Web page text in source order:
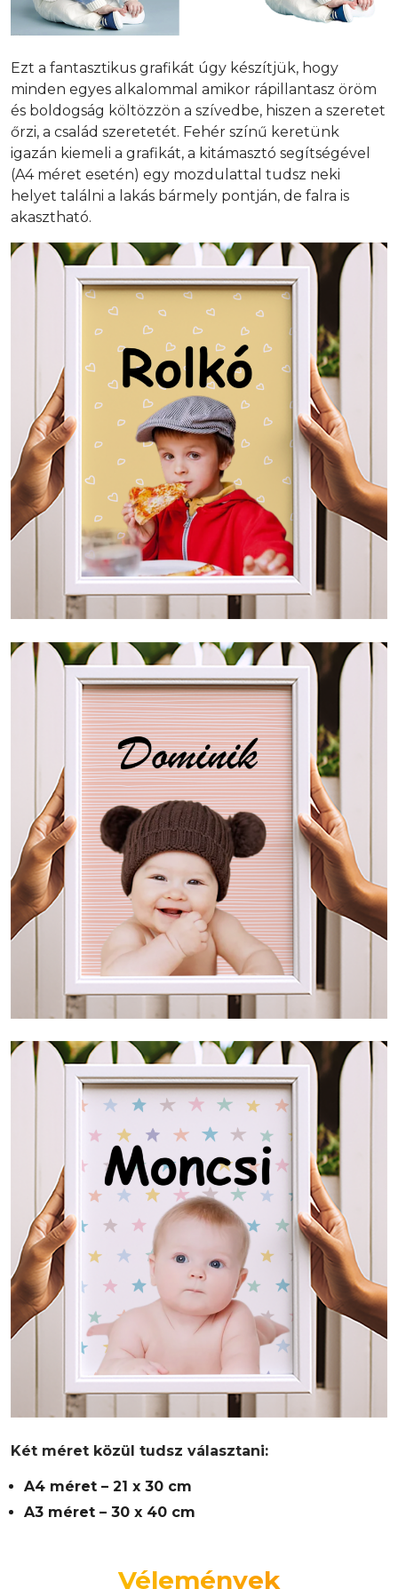
Ezt a fantasztikus grafikát úgy készítjük, hogy
minden egyes alkalommal amikor rápillantasz öröm
és boldogság költözzön a szívedbe, hiszen a szeretet
őrzi, a család szeretetét. Fehér színű keretünk
igazán kiemeli a grafikát, a kitámasztó segítségével
(A4 méret esetén) egy mozdulattal tudsz neki
helyet találni a lakás bármely pontján, de falra is
akasztható.
Két méret közül tudsz választani:
A4 méret – 21 x 30 cm
A3 méret – 30 x 40 cm
Vélemények